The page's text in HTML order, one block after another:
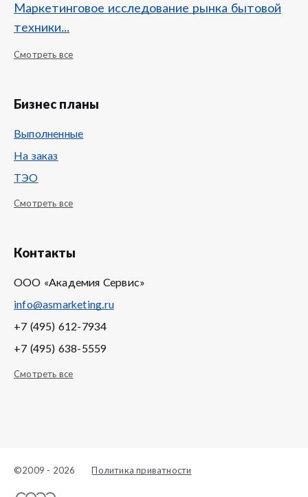
Маркетинговое исследование рынка бытовой
техники...
Смотреть все
Бизнес планы
Выполненные
На заказ
ТЭО
Смотреть все
Контакты
ООО «Академия Сервис»
info@asmarketing.ru
+7 (495) 612-7934
+7 (495) 638-5559
Смотреть все
©2009 - 2026 Политика приватности